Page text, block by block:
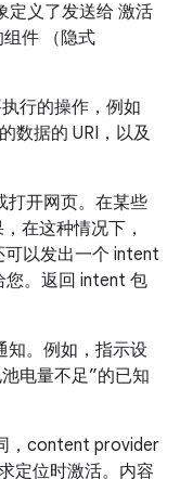
定义了发送给 激活
件 （隐式
行的操作，例如
数据的 URI，以及
打开网页。在某些
在这种情况下，
可以发出一个 intent
您。返回 intent 包
知。例如，指示设
电量不足”的已知
，content provider
定位时激活。内容